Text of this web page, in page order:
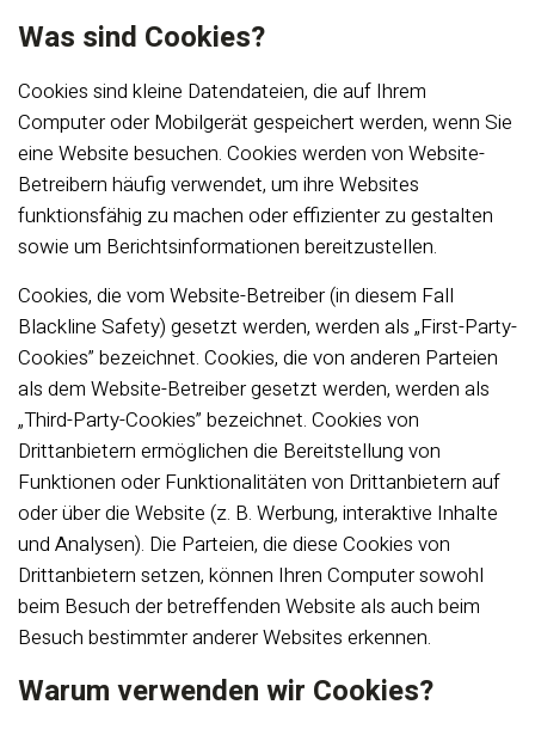
Was sind Cookies?
Cookies sind kleine Datendateien, die auf Ihrem
Computer oder Mobilgerät gespeichert werden, wenn Sie
eine Website besuchen. Cookies werden von Website-
Betreibern häufig verwendet, um ihre Websites
funktionsfähig zu machen oder effizienter zu gestalten
sowie um Berichtsinformationen bereitzustellen.
Cookies, die vom Website-Betreiber (in diesem Fall
Blackline Safety) gesetzt werden, werden als „First-Party-
Cookies” bezeichnet. Cookies, die von anderen Parteien
als dem Website-Betreiber gesetzt werden, werden als
„Third-Party-Cookies” bezeichnet. Cookies von
Drittanbietern ermöglichen die Bereitstellung von
Funktionen oder Funktionalitäten von Drittanbietern auf
oder über die Website (z. B. Werbung, interaktive Inhalte
und Analysen). Die Parteien, die diese Cookies von
Drittanbietern setzen, können Ihren Computer sowohl
beim Besuch der betreffenden Website als auch beim
Besuch bestimmter anderer Websites erkennen.
Warum verwenden wir Cookies?